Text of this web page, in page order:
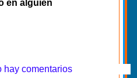
en alguien
hay comentarios